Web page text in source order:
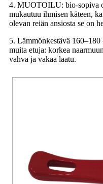
4. MUOTOILU: bio-sopiva
mukautuu ihmisen käteen,
olevan reiän ansiosta se on
5. Lämmönkestävä
muita etuja: korkea
vahva ja vakaa laatu.